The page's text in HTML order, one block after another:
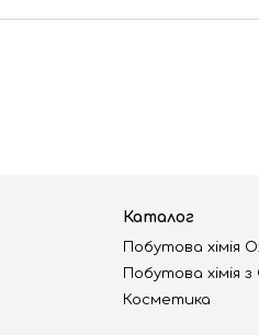
Каталог
Побутова хімія
Побутова хімія
Косметика